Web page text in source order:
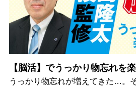
【脳活】でうっかり物忘れを
うっかり物忘れが増えてきた…。